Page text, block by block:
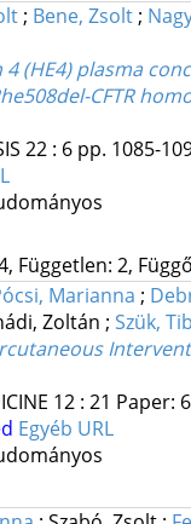
; Bene, Zsolt ;
(HE4) plasma
CFTR
22: 6 pp. 1085-
Független: 2,
Marianna ;
Zoltán ; Szük,
12: 21 Paper:
Egyéb URL